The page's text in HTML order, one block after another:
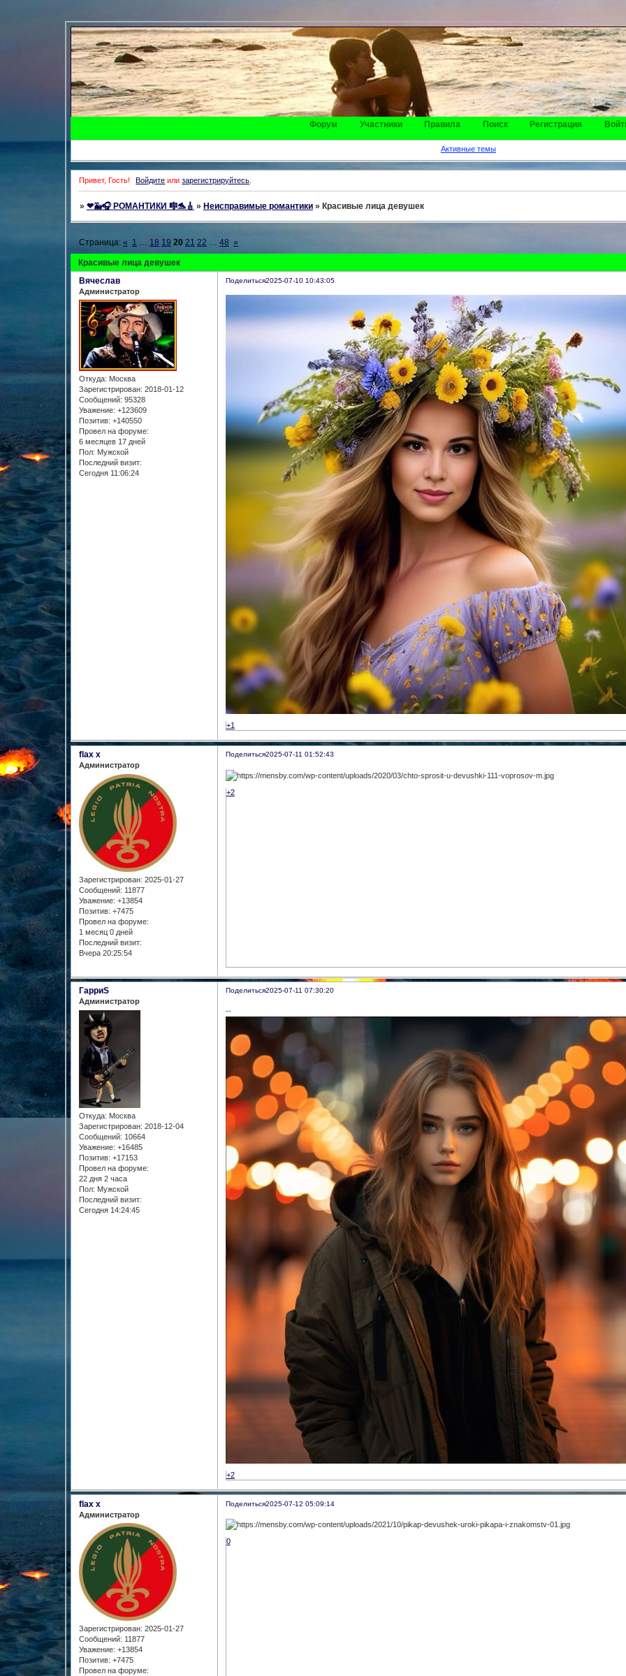
Форум Участники Правила Поиск Регистрация
Активные темы
Привет, Гость! Войдите илизарегистрируйтесь.
» ❤🐳🎧 РОМАНТИКИ 🎼🐬🎸 » Неисправимые романтики » Красивые лица девушек
Красивые лица девушек
Страница: « 1 … 18 19 20 21 22 … 48 »
Поделиться2025-07-10 10:43:05
Вячеслав
Администратор
Откуда: Москва
Зарегистрирован: 2018-01-12
Сообщений: 95328
Уважение: +123609
Позитив: +140550
Провел на форуме:
6 месяцев 17 дней
Пол: Мужской
Последний визит:
Сегодня 11:06:24
+1
Поделиться2025-07-11 01:52:43
flax x
Администратор
Зарегистрирован: 2025-01-27
Сообщений: 11877
Уважение: +13854
Позитив: +7475
Провел на форуме:
1 месяц 0 дней
Последний визит:
Вчера 20:25:54
+2
Поделиться2025-07-11 07:30:20
ГарриS
Администратор
Откуда: Москва
Зарегистрирован: 2018-12-04
Сообщений: 10664
Уважение: +16485
Позитив: +17153
Провел на форуме:
22 дня 2 часа
Пол: Мужской
Последний визит:
Сегодня 14:24:45
--
+2
Поделиться2025-07-12 05:09:14
flax x
Администратор
Зарегистрирован: 2025-01-27
Сообщений: 11877
Уважение: +13854
Позитив: +7475
Провел на форуме:
0